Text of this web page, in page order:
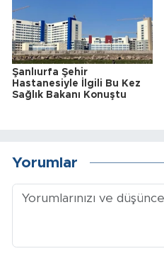
Şanlıurfa Şehir
Hastanesiyle İlgili Bu Kez
Sağlık Bakanı Konuştu
Yorumlar